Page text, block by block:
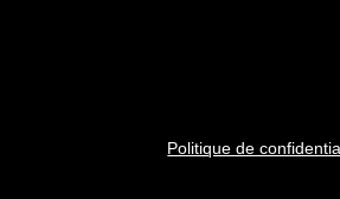
Politique de